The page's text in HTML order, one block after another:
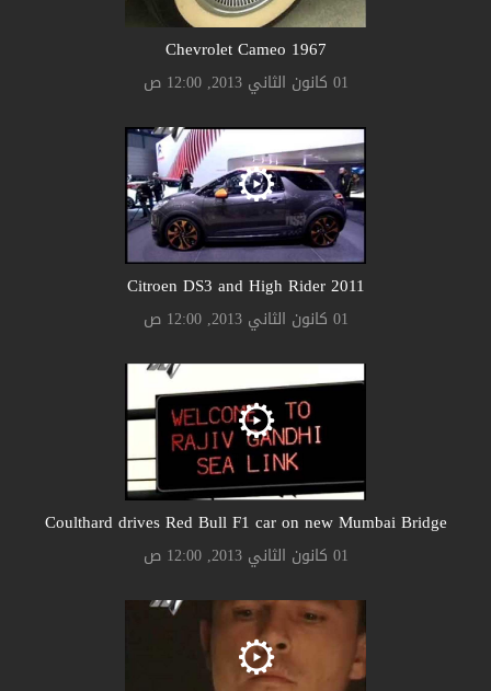
Chevrolet Cameo 1967
01 كانون الثاني 2013, 12:00 ص
Citroen DS3 and High Rider 2011
01 كانون الثاني 2013, 12:00 ص
Coulthard drives Red Bull F1 car on new Mumbai Bridge
01 كانون الثاني 2013, 12:00 ص